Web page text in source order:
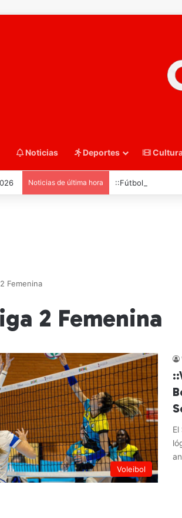
Noticias Deportes
Noticias de última hora ::Fútbol – El
Femenina
2 Femenina
Voleibol